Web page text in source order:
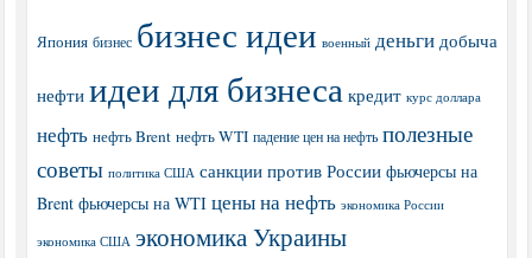
Япония бизнес бизнес идеи военный деньги добыча
нефти идеи для бизнеса кредит курс доллара
нефть нефть Brent нефть WTI падение цен на нефть полезные
советы политика США санкции против России фьючерсы на
Brent фьючерсы на WTI цены на нефть экономика России
экономика США экономика Украины